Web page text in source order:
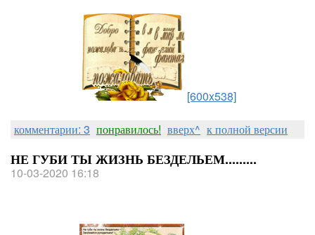
[600x538]
комментарии: 3 понравилось! вверх^ к полной версии
НЕ ГУБИ ТЫ ЖИЗНЬ БЕЗДЕЛЬЕМ.........
10-03-2020 16:18